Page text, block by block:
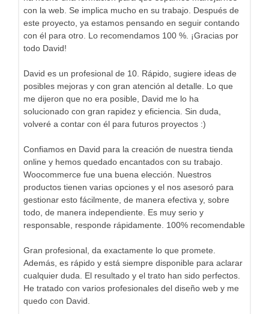
con la web. Se implica mucho en su trabajo. Después de
este proyecto, ya estamos pensando en seguir contando
con él para otro. Lo recomendamos 100 %. ¡Gracias por
todo David!
David es un profesional de 10. Rápido, sugiere ideas de
posibles mejoras y con gran atención al detalle. Lo que
me dijeron que no era posible, David me lo ha
solucionado con gran rapidez y eficiencia. Sin duda,
volveré a contar con él para futuros proyectos :)
Confiamos en David para la creación de nuestra tienda
online y hemos quedado encantados con su trabajo.
Woocommerce fue una buena elección. Nuestros
productos tienen varias opciones y el nos asesoró para
gestionar esto fácilmente, de manera efectiva y, sobre
todo, de manera independiente. Es muy serio y
responsable, responde rápidamente. 100% recomendable
Gran profesional, da exactamente lo que promete.
Además, es rápido y está siempre disponible para aclarar
cualquier duda. El resultado y el trato han sido perfectos.
He tratado con varios profesionales del diseño web y me
quedo con David.